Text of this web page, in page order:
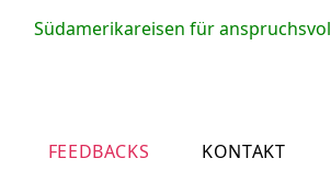
Südamerikareisen für
FEEDBACKS KONTAKT